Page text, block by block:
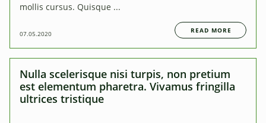
mollis cursus. Quisque ...
07.05.2020 READ MORE
Nulla scelerisque nisi turpis, non pretium
est elementum pharetra. Vivamus fringilla
ultrices tristique